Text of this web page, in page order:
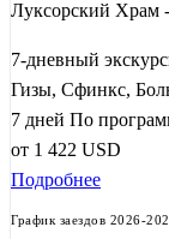
Луксорский Храм
7-дневный
Гизы, Сфинкс,
7 дней По
от 1 422 USD
Подробнее
График заездов 2026-